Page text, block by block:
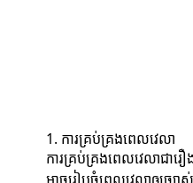
1. ការគ្រប់គ្រងពេលវេលា
ការគ្រប់គ្រងពេលវេលាជារ